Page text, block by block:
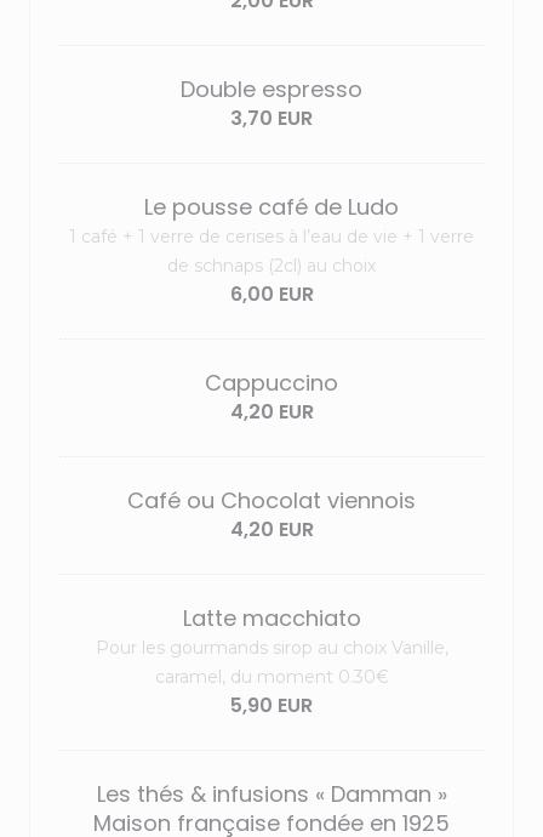
Double espresso
3,70 EUR
Le pousse café de Ludo
1 café + 1 verre de cerises à l’eau de vie + 1 verre
de schnaps (2cl) au choix
6,00 EUR
Cappuccino
4,20 EUR
Café ou Chocolat viennois
4,20 EUR
Latte macchiato
Pour les gourmands sirop au choix Vanille,
caramel, du moment 0.30€
5,90 EUR
Les thés & infusions « Damman »
Maison française fondée en 1925